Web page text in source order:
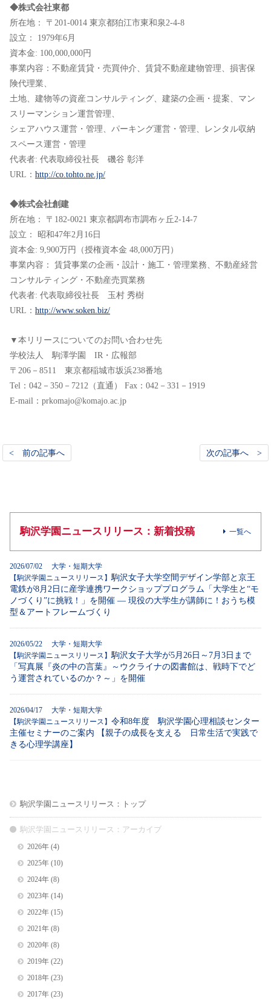
◆株式会社東都
所在地： 〒201-0014 東京都狛江市東和泉2-4-8
設立： 1979年6月
資本金: 100,000,000円
事業内容：不動産賃貸・売買仲介、賃貸不動産建物管理、損害保
険代理業、
土地、建物等の資産コンサルティング、建築の企画・提案、マン
スリーマンション運営管理、
シェアハウス運営・管理、パーキング運営・管理、レンタル収納
スペース運営・管理
代表者: 代表取締役社長 磯谷 彰洋
URL： http://co.tohto.ne.jp/
◆株式会社創建
所在地： 〒182-0021 東京都調布市調布ヶ丘2-14-7
設立： 昭和47年2月16日
資本金: 9,900万円（授権資本金 48,000万円）
事業内容： 賃貸事業の企画・設計・施工・管理業務、不動産経営
コンサルティング・不動産売買業務
代表者: 代表取締役社長 玉村 秀樹
URL： http://www.soken.biz/
▼本リリースについてのお問い合わせ先
学校法人 駒澤学園 IR・広報部
〒206－8511 東京都稲城市坂浜238番地
Tel：042－350－7212（直通） Fax：042－331－1919
E-mail：prkomajo@komajo.ac.jp
< 前の記事へ 次の記事へ >
駒沢学園ニュースリリース：新着投稿 一覧へ
2026/07/02 大学・短期大学
【駒沢学園ニュースリリース】駒沢女子大学空間デザイン学部と京王
電鉄が8月2日に産学連携ワークショッププログラム「大学生と“モ
ノづくり”に挑戦！」を開催 ― 現役の大学生が講師に！おうち模
型＆アートフレームづくり
2026/05/22 大学・短期大学
【駒沢学園ニュースリリース】駒沢女子大学が5月26日～7月3日まで
「写真展『炎の中の言葉』～ウクライナの図書館は、戦時下でど
う運営されているのか？～」を開催
2026/04/17 大学・短期大学
【駒沢学園ニュースリリース】 令和8年度 駒沢学園心理相談センター
主催セミナーのご案内 【親子の成長を支える 日常生活で実践で
きる心理学講座】
駒沢学園ニュースリリース：トップ
駒沢学園ニュースリリース：アーカイブ
2026年(4)
2025年(10)
2024年(8)
2023年(14)
2022年(15)
2021年(8)
2020年(8)
2019年(22)
2018年(23)
2017年(23)